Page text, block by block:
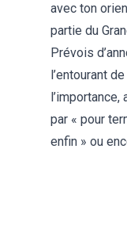
avec ton
partie du
Prévois
l’entourant
par « pour
enfin » ou